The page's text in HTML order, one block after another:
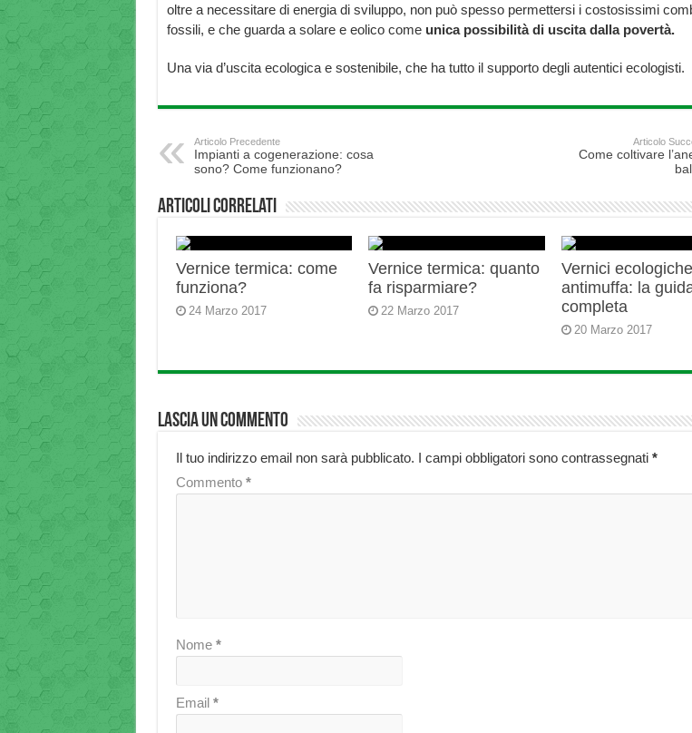
oltre a necessitare di energia di sviluppo, non può spesso permettersi i costosissimi
fossili, e che guarda a solare e eolico come unica possibilità di uscita dalla povertà.
Una via d’uscita ecologica e sostenibile, che ha tutto il supporto degli autentici ecologisti.
Articolo Precedente
Impianti a cogenerazione: cosa
sono? Come funzionano?
Articolo
Come coltivare
Articoli correlati
Vernice termica: come
funziona?
24 Marzo 2017
Vernice termica: quanto
fa risparmiare?
22 Marzo 2017
Vernici ecologiche
antimuffa: la
completa
20 Marzo 2017
Lascia un commento
Il tuo indirizzo email non sarà pubblicato. I campi obbligatori sono contrassegnati *
Commento *
Nome *
Email *